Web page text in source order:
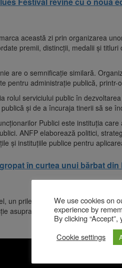
această zi prin organizarea
premii, distincții, medalii și
are o semnificație similară.
pentru administrație publică,
rolul serviciului public în
și de a încuraja tinerii să se
Publici este instituția
ANFP elaborează politici,
și instituțiile publice pentru
în curtea unui bărbat
un prilej de recunoaștere a muncii
asupra nevoii de profesionalism,
We use cookies on
experience by
By clicking
Cookie settings